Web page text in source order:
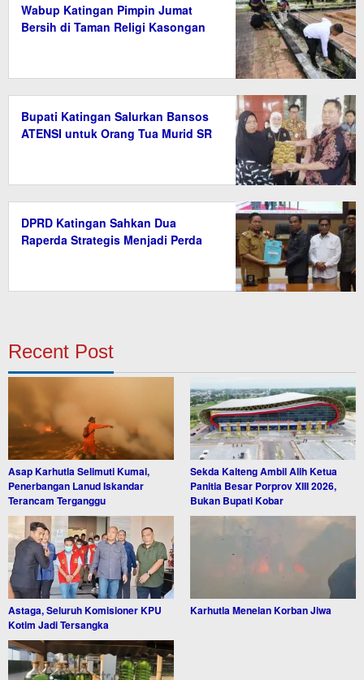
Wabup Katingan Pimpin Jumat
Bersih di Taman Religi Kasongan
Bupati Katingan Salurkan Bansos
ATENSI untuk Orang Tua Murid SR
DPRD Katingan Sahkan Dua
Raperda Strategis Menjadi Perda
Recent Post
Asap Karhutla Selimuti Kumai,
Penerbangan Lanud Iskandar
Terancam Terganggu
Sekda Kalteng Ambil Alih Ketua
Panitia Besar Porprov XIII 2026,
Bukan Bupati Kobar
Astaga, Seluruh Komisioner KPU
Kotim Jadi Tersangka
Karhutla Menelan Korban Jiwa